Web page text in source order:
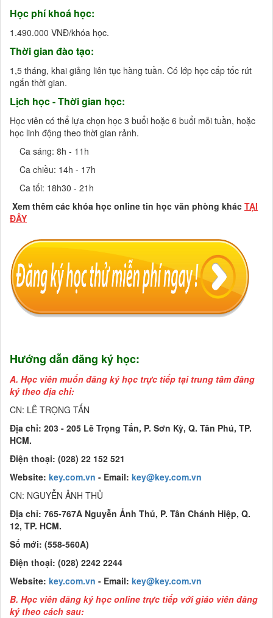
Học phí khoá học:
1.490.000 VNĐ/khóa học.
Thời gian đào tạo:
1,5 tháng, khai giảng liên tục hàng tuần. Có lớp học cấp tốc rút
ngắn thời gian.
Lịch học - Thời gian học:
Học viên có thể lựa chọn học 3 buổi hoặc 6 buổi mỗi tuần, hoặc
học linh động theo thời gian rảnh.
Ca sáng: 8h - 11h
Ca chiều: 14h - 17h
Ca tối: 18h30 - 21h
Xem thêm các khóa học online tin học văn phòng khác TẠI
ĐÂY
Hướng dẫn đăng ký học:
A. Học viên muốn đăng ký học trực tiếp tại trung tâm đăng
ký theo địa chỉ:
CN: LÊ TRỌNG TẤN
Địa chỉ: 203 - 205 Lê Trọng Tấn, P. Sơn Kỳ, Q. Tân Phú, TP.
HCM.
Điện thoại: (028) 22 152 521
Website: key.com.vn - Email: key@key.com.vn
CN: NGUYỄN ẢNH THỦ
Địa chỉ: 765-767A Nguyễn Ảnh Thủ, P. Tân Chánh Hiệp, Q.
12, TP. HCM.
Số mới: (558-560A)
Điện thoại: (028) 2242 2244
Website: key.com.vn - Email: key@key.com.vn
B. Học viên đăng ký học online trực tiếp với giáo viên đăng
ký theo cách sau: